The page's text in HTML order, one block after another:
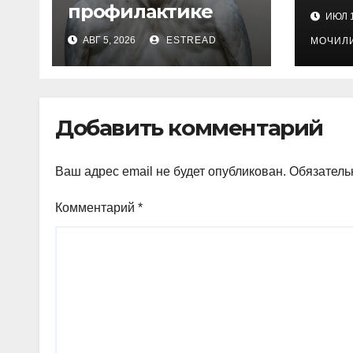
профилактике
АВГ 5, 2026 ESTREAD
ИЮЛ
Добавить комментарий
Ваш адрес email не будет опубликован.
Комментарий *